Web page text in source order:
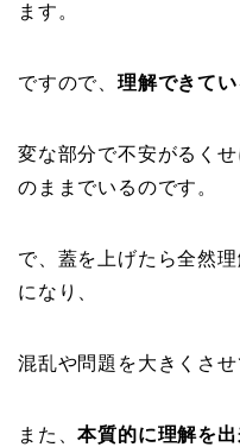
ます。
ですので、 理解できてい
変な部分で不安がるく
のままでいるのです。
で、蓋を上げたら全然
になり、
混乱や問題を大きくさせ
また、本質的に理解を